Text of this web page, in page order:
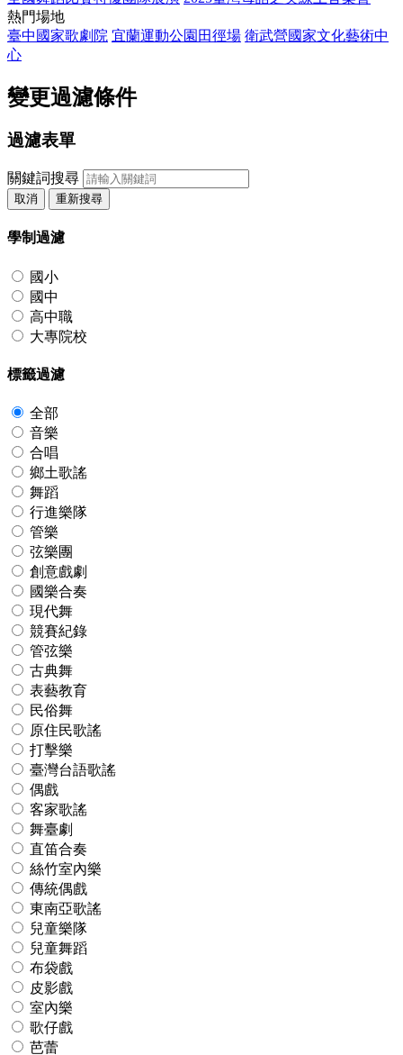
熱門場地
臺中國家歌劇院 宜蘭運動公園田徑場 衛武營國家文化藝術中
心
變更過濾條件
過濾表單
關鍵詞搜尋
取消 重新搜尋
學制過濾
國小
國中
高中職
大專院校
標籤過濾
全部
音樂
合唱
鄉土歌謠
舞蹈
行進樂隊
管樂
弦樂團
創意戲劇
國樂合奏
現代舞
競賽紀錄
管弦樂
古典舞
表藝教育
民俗舞
原住民歌謠
打擊樂
臺灣台語歌謠
偶戲
客家歌謠
舞臺劇
直笛合奏
絲竹室內樂
傳統偶戲
東南亞歌謠
兒童樂隊
兒童舞蹈
布袋戲
皮影戲
室內樂
歌仔戲
芭蕾